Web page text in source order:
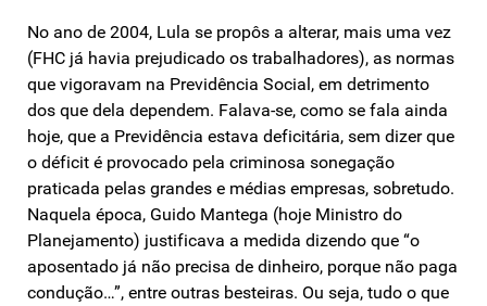
No ano de 2004, Lula se propôs a alterar, mais uma vez
(FHC já havia prejudicado os trabalhadores), as normas
que vigoravam na Previdência Social, em detrimento
dos que dela dependem. Falava-se, como se fala ainda
hoje, que a Previdência estava deficitária, sem dizer que
o déficit é provocado pela criminosa sonegação
praticada pelas grandes e médias empresas, sobretudo.
Naquela época, Guido Mantega (hoje Ministro do
Planejamento) justificava a medida dizendo que “o
aposentado já não precisa de dinheiro, porque não paga
condução…”, entre outras besteiras. Ou seja, tudo o que